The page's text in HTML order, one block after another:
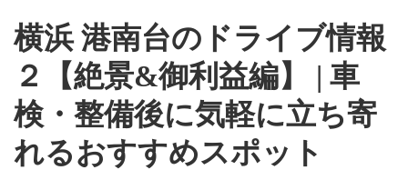
横浜 港南台のドライブ情報
２【絶景&御利益編】 | 車
検・整備後に気軽に立ち寄
れるおすすめスポット